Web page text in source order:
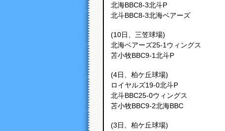
北海BBC8‐3北斗P
北斗BBC8‐3北海ベアーズ
(10日、三笠球場)
北海ベアーズ25-1ウィングス
苫小牧BBC9-1北斗P
(4日、柏ケ丘球場)
ロイヤルズ19-0北斗P
北斗BBC25-0ウィングス
苫小牧BBC9-2北海BBC
(3日、柏ケ丘球場)